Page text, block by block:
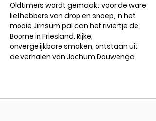
Oldtimers wordt gemaakt voor de ware
liefhebbers van drop en snoep, in het
mooie Jirnsum pal aan het riviertje de
Boorne in Friesland. Rijke,
onvergelijkbare smaken, ontstaan uit
de verhalen van Jochum Douwenga